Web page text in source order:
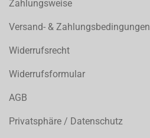
Zahlungsweise
Versand- & Zahlungsbedingungen
Widerrufsrecht
Widerrufsformular
AGB
Privatsphäre / Datenschutz